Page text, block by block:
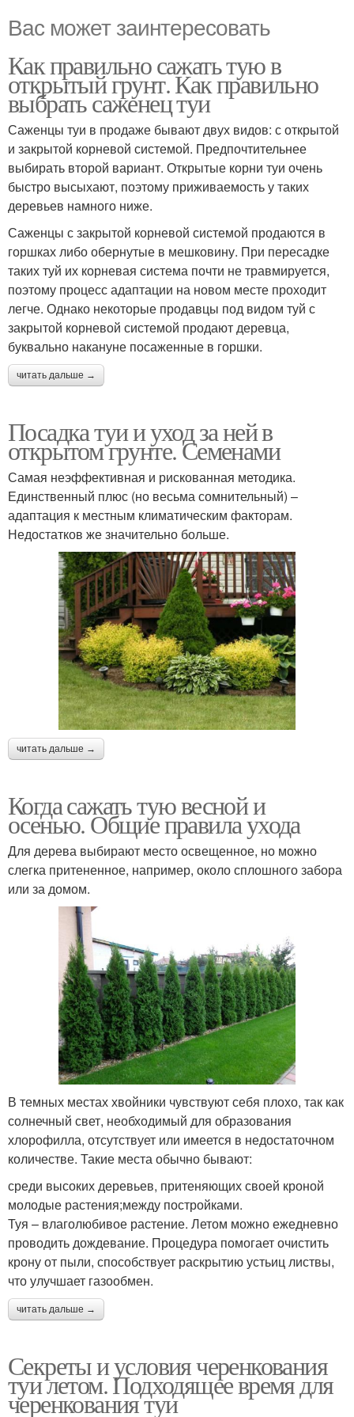
Вас может заинтересовать
Как правильно сажать тую в
открытый грунт. Как правильно
выбрать саженец туи
Саженцы туи в продаже бывают двух видов: с открытой
и закрытой корневой системой. Предпочтительнее
выбирать второй вариант. Открытые корни туи очень
быстро высыхают, поэтому приживаемость у таких
деревьев намного ниже.
Саженцы с закрытой корневой системой продаются в
горшках либо обернутые в мешковину. При пересадке
таких туй их корневая система почти не травмируется,
поэтому процесс адаптации на новом месте проходит
легче. Однако некоторые продавцы под видом туй с
закрытой корневой системой продают деревца,
буквально накануне посаженные в горшки.
читать дальше →
Посадка туи и уход за ней в
открытом грунте. Семенами
Самая неэффективная и рискованная методика.
Единственный плюс (но весьма сомнительный) –
адаптация к местным климатическим факторам.
Недостатков же значительно больше.
читать дальше →
Когда сажать тую весной и
осенью. Общие правила ухода
Для дерева выбирают место освещенное, но можно
слегка притененное, например, около сплошного забора
или за домом.
В темных местах хвойники чувствуют себя плохо, так как
солнечный свет, необходимый для образования
хлорофилла, отсутствует или имеется в недостаточном
количестве. Такие места обычно бывают:
среди высоких деревьев, притеняющих своей кроной
молодые растения;между постройками.
Туя – влаголюбивое растение. Летом можно ежедневно
проводить дождевание. Процедура помогает очистить
крону от пыли, способствует раскрытию устьиц листвы,
что улучшает газообмен.
читать дальше →
Секреты и условия черенкования
туи летом. Подходящее время для
черенкования туи